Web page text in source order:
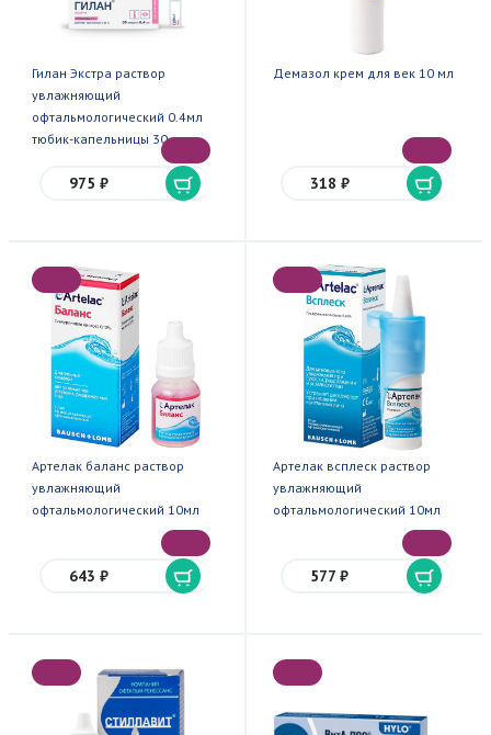
Гилан Экстра раствор
увлажняющий
офтальмологический 0.4мл
тюбик-капельницы 30
975 ₽
Демазол крем для век 10 мл
318 ₽
Артелак баланс раствор
увлажняющий
офтальмологический 10мл
643 ₽
Артелак всплеск раствор
увлажняющий
офтальмологический 10мл
577 ₽